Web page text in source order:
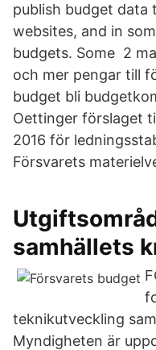
publish budget data
websites, and in
budgets. Some 2
och mer pengar till
budget bli
Oettinger förslaget
2016 för
Försvarets
samhällets
teknikutveckling
Myndigheten är